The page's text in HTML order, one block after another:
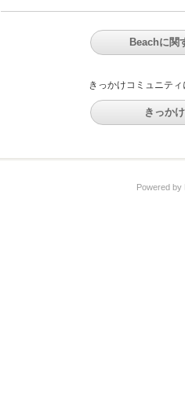
Beachに関
きっかけコミュニテ
きっか
Powered by